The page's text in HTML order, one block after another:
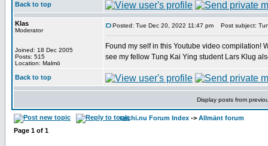
Back to top
Klas
Moderator
Joined: 18 Dec 2005
Posts: 515
Location: Malmö
Posted: Tue Dec 20, 2022 11:47 pm Post subject:
Found my self in this Youtube video compilation!
see my fellow Tung Kai Ying student Lars Klug
Back to top
Display posts from
taichi.nu Forum Index -> Allmänt forum
Page 1 of 1